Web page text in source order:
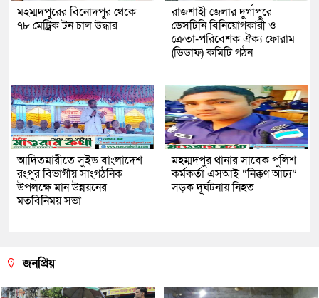
মহম্মদপুরের বিনোদপুর থেকে
৭৮ মেট্রিক টন চাল উদ্ধার
রাজশাহী জেলার দুর্গাপুরে
ডেসটিনি বিনিয়োগকারী ও
ক্রেতা-পরিবেশক ঐক্য ফোরাম
(ডিডাফ) কমিটি গঠন
আদিতমারীতে সুইড বাংলাদেশ
রংপুর বিভাগীয় সাংগঠনিক
উপলক্ষে মান উন্নয়নের
মতবিনিময় সভা
মহম্মদপুর থানার সাবেক পুলিশ
কর্মকর্তা এসআই “নিক্কণ আঢ্য”
সড়ক দূর্ঘটনায় নিহত
জনপ্রিয়